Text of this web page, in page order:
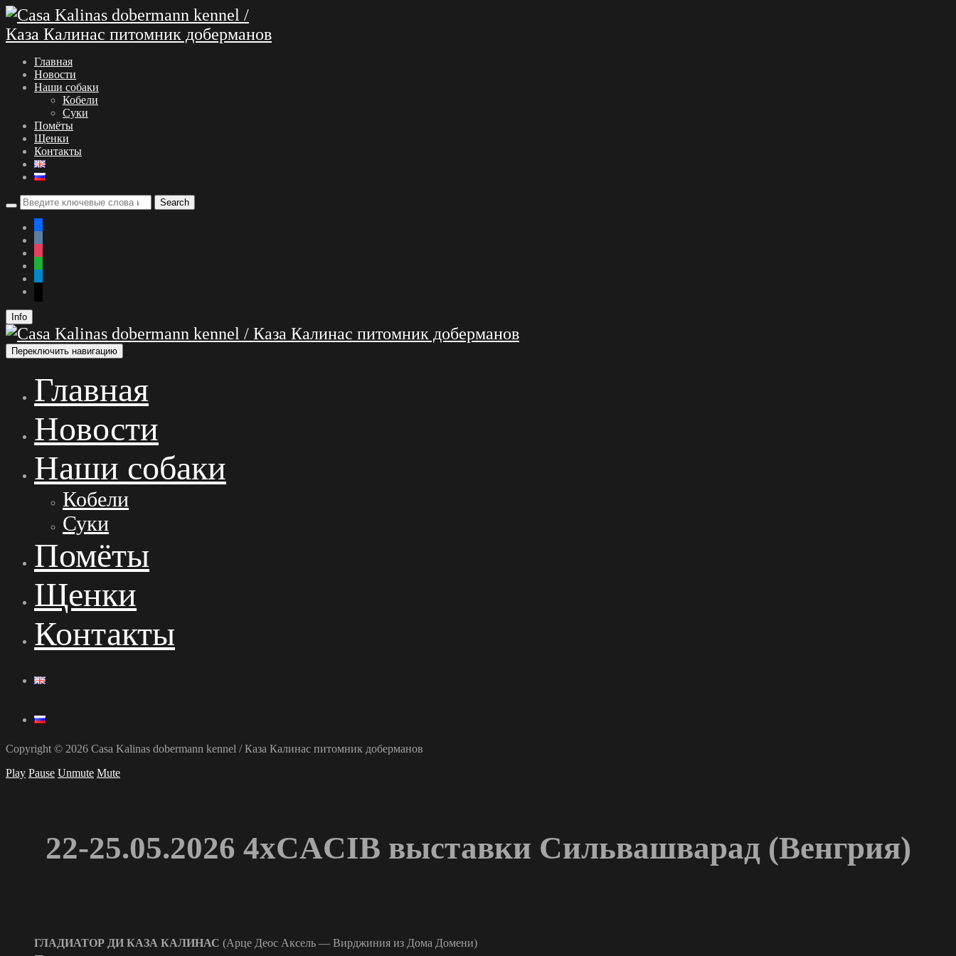
Главная
Новости
Наши собаки
Кобели
Суки
Помёты
Щенки
Контакты
Info
Переключить навигацию
Главная
Новости
Наши собаки
Кобели
Суки
Помёты
Щенки
Контакты
Copyright © 2026 Casa Kalinas dobermann kennel / Каза Калинас питомник доберманов
Play Pause Unmute Mute
22-25.05.2026 4xCACIB выставки Сильвашварад (Венгрия)
ГЛАДИАТОР ДИ КАЗА КАЛИНАС (Арце Деос Аксель — Вирджиния из Дома Домени)